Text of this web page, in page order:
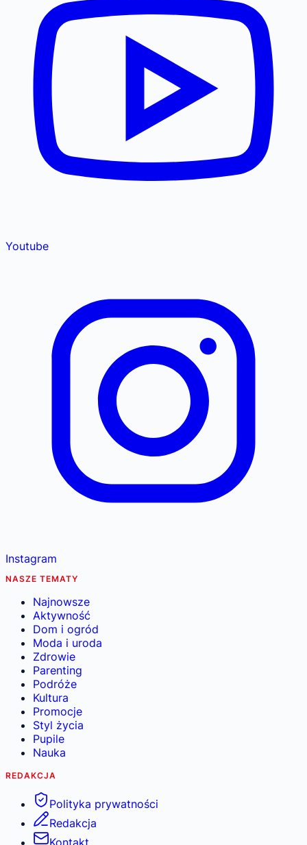
Youtube
Instagram
NASZE TEMATY
Najnowsze
Aktywność
Dom i ogród
Moda i uroda
Zdrowie
Parenting
Podróże
Kultura
Promocje
Styl życia
Pupile
Nauka
REDAKCJA
Polityka prywatności
Redakcja
Kontakt